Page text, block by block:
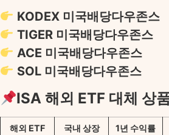
KODEX 미국배당다우존스
TIGER 미국배당다우존스
ACE 미국배당다우존스
SOL 미국배당다우존스
ISA 해외 ETF 대체 상
해외 ETF
국내 상장
1년 수익률